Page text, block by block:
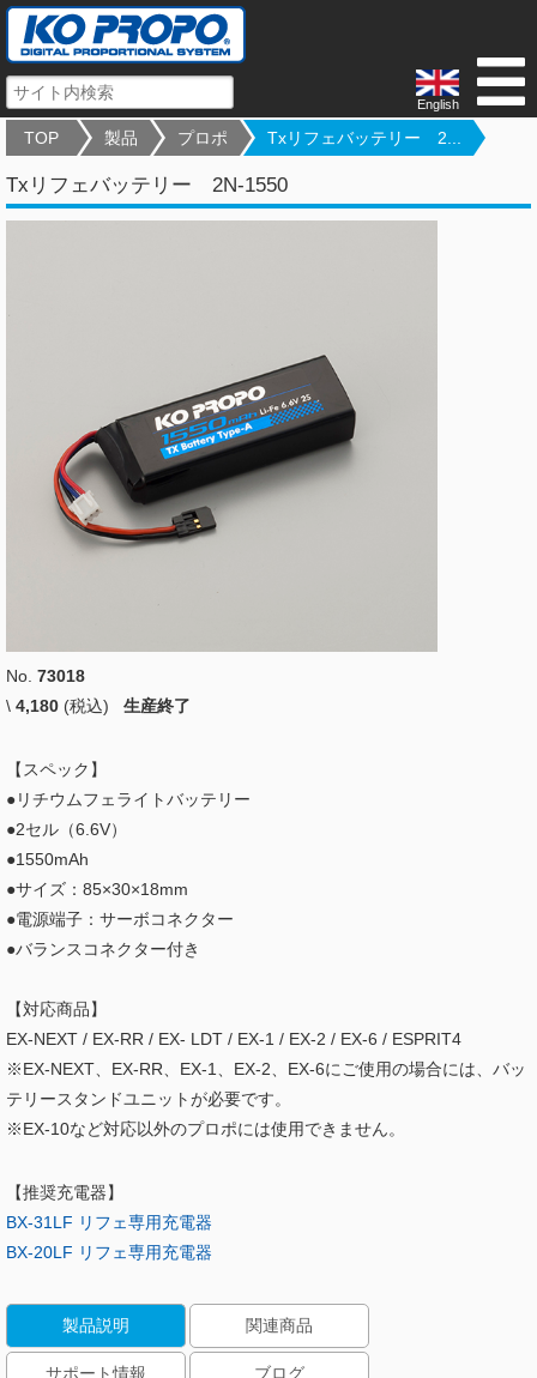
English
TOP 製品 プロポ Txリフェバッテリー 2...
Txリフェバッテリー 2N-1550
No. 73018
\ 4,180 (税込) 生産終了
【スペック】
●リチウムフェライトバッテリー
●2セル（6.6V）
●1550mAh
●サイズ：85×30×18mm
●電源端子：サーボコネクター
●バランスコネクター付き
【対応商品】
EX-NEXT / EX-RR / EX- LDT / EX-1 / EX-2 / EX-6 / ESPRIT4
※EX-NEXT、EX-RR、EX-1、EX-2、EX-6にご使用の場合には、バッ
テリースタンドユニットが必要です。
※EX-10など対応以外のプロポには使用できません。
【推奨充電器】
BX-31LF リフェ専用充電器
BX-20LF リフェ専用充電器
製品説明 関連商品
サポート情報 ブログ